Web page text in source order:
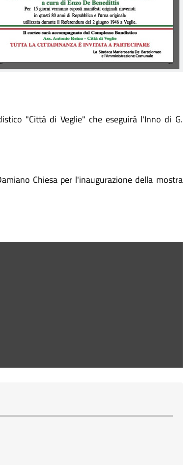
"Città di Veglie" che eseguirà l'Inno di G.
Chiesa per l'inaugurazione della mostra